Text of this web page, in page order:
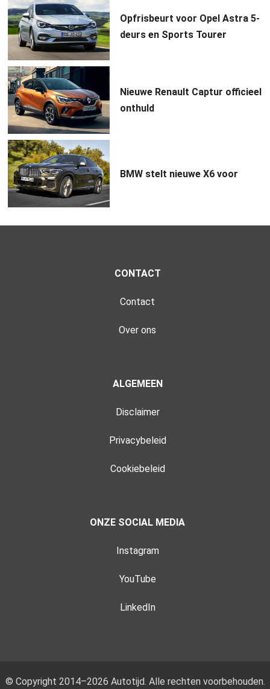
Opfrisbeurt voor Opel Astra 5-
deurs en Sports Tourer
Nieuwe Renault Captur officieel
onthuld
BMW stelt nieuwe X6 voor
CONTACT
Contact
Over ons
ALGEMEEN
Disclaimer
Privacybeleid
Cookiebeleid
ONZE SOCIAL MEDIA
Instagram
YouTube
LinkedIn
© Copyright 2014–2026 Autotijd. Alle rechten voorbehouden.